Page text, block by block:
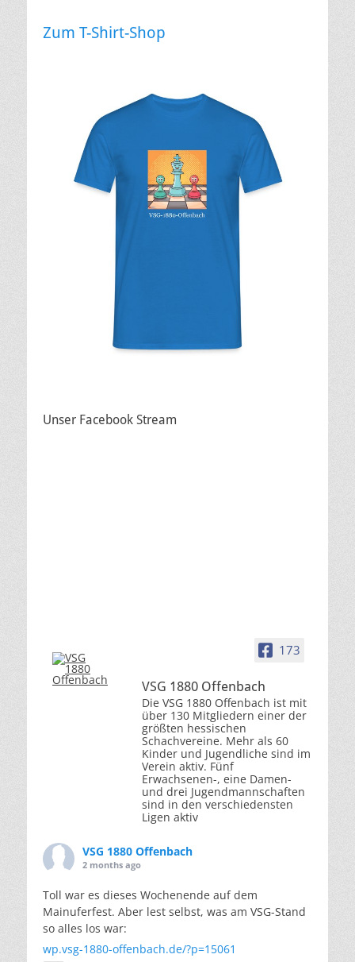
Zum T-Shirt-Shop
Unser Facebook Stream
173
VSG 1880 Offenbach
Die VSG 1880 Offenbach ist mit
über 130 Mitgliedern einer der
größten hessischen
Schachvereine. Mehr als 60
Kinder und Jugendliche sind im
Verein aktiv. Fünf
Erwachsenen-, eine Damen-
und drei Jugendmannschaften
sind in den verschiedensten
Ligen aktiv
VSG 1880 Offenbach
2 months ago
Toll war es dieses Wochenende auf dem
Mainuferfest. Aber lest selbst, was am VSG-Stand
so alles los war:
wp.vsg-1880-offenbach.de/?p=15061